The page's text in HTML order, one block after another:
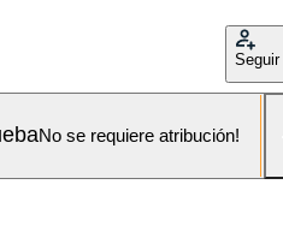
Seguir
No se requiere atribución!